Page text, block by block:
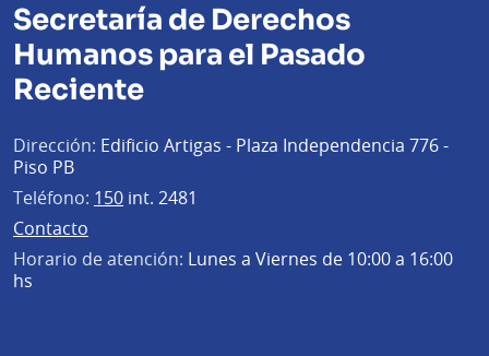
Secretaría de Derechos
Humanos para el Pasado
Reciente
Dirección: Edificio Artigas - Plaza Independencia 776 -
Piso PB
Teléfono: 150 int. 2481
Contacto
Horario de atención: Lunes a Viernes de 10:00 a 16:00
hs